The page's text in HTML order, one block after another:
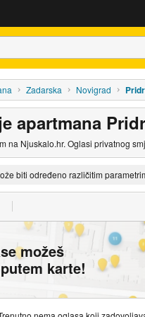
Zadarska Novigrad
apartmana
na Njuskalo.hr. Oglasi privatnog
biti određeno različitim
možeš
karte!